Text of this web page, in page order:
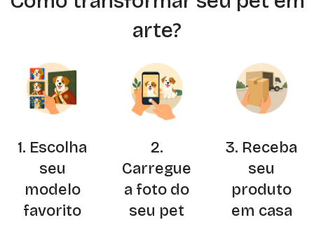
arte?
1. Escolha
seu
modelo
favorito
2.
Carregue
a foto do
seu pet
3. Receba
seu
produto
em casa